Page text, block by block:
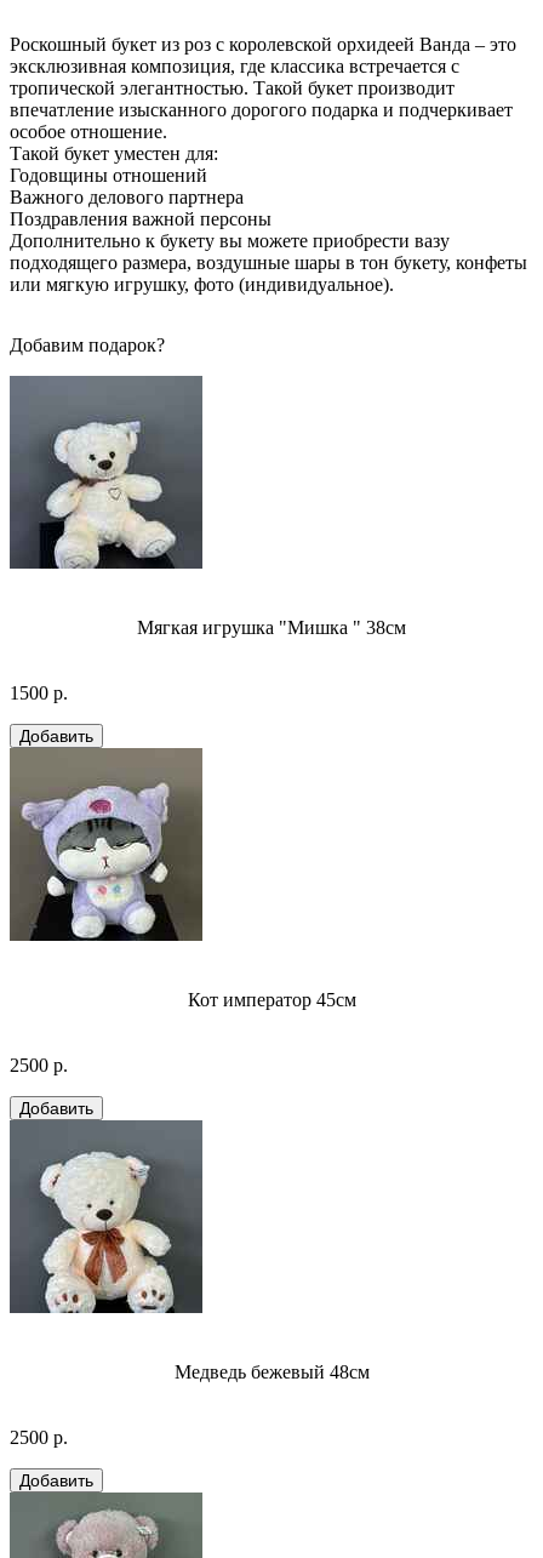
Роскошный букет из роз с королевской орхидеей Ванда – это
эксклюзивная композиция, где классика встречается с
тропической элегантностью. Такой букет производит
впечатление изысканного дорогого подарка и подчеркивает
особое отношение.
Такой букет уместен для:
Годовщины отношений
Важного делового партнера
Поздравления важной персоны
Дополнительно к букету вы можете приобрести вазу
подходящего размера, воздушные шары в тон букету, конфеты
или мягкую игрушку, фото (индивидуальное).
Добавим подарок?
Мягкая игрушка "Мишка " 38см
1500 р.
Кот император 45см
2500 р.
Медведь бежевый 48см
2500 р.